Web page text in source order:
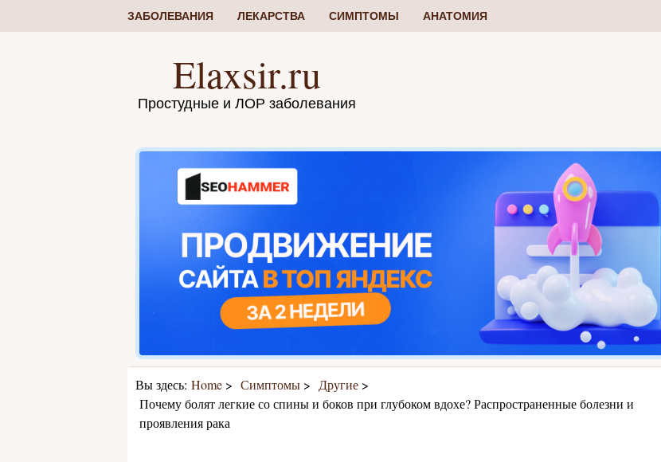
ЗАБОЛЕВАНИЯ ЛЕКАРСТВА СИМПТОМЫ АНАТОМИЯ
Elaxsir.ru
Простудные и ЛОР заболевания
Вы здесь: Home Симптомы
Другие
Почему болят легкие со спины и боков при глубоком вдохе? Распространенные болезни и
проявления рака